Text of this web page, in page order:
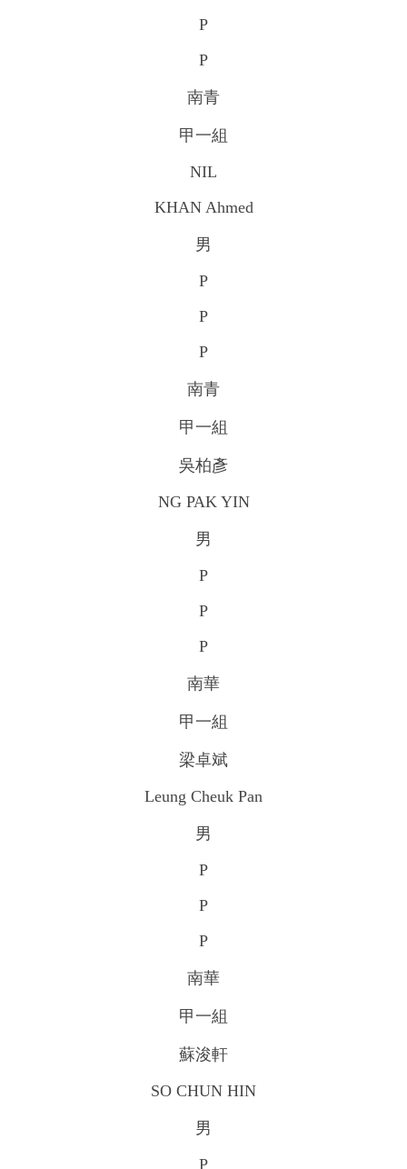
P
P
南青
甲一組
NIL
KHAN Ahmed
男
P
P
P
南青
甲一組
吳柏彥
NG PAK YIN
男
P
P
P
南華
甲一組
梁卓斌
Leung Cheuk Pan
男
P
P
P
南華
甲一組
蘇浚軒
SO CHUN HIN
男
P